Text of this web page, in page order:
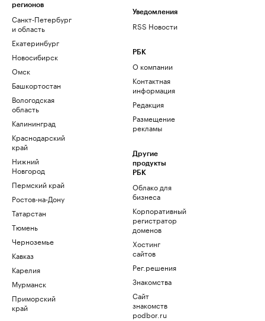
регионов
Санкт-Петербург
и область
Екатеринбург
Новосибирск
Омск
Башкортостан
Вологодская
область
Калининград
Краснодарский
край
Нижний
Новгород
Пермский край
Ростов-на-Дону
Татарстан
Тюмень
Черноземье
Кавказ
Карелия
Мурманск
Приморский
край
Уведомления
RSS Новости
РБК
О компании
Контактная
информация
Редакция
Размещение
рекламы
Другие
продукты
РБК
Облако для
бизнеса
Корпоративный
регистратор
доменов
Хостинг
сайтов
Рег.решения
Знакомства
Сайт
знакомств
podbor.ru